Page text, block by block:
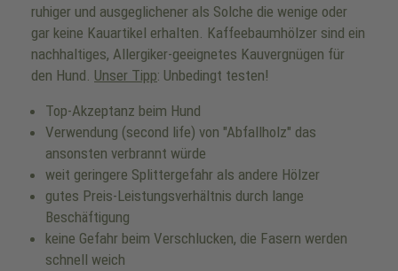
ruhiger und ausgeglichener als Solche die wenige oder
gar keine Kauartikel erhalten. Kaffeebaumhölzer sind ein
nachhaltiges, Allergiker-geeignetes Kauvergnügen für
den Hund. Unser Tipp: Unbedingt testen!
Top-Akzeptanz beim Hund
Verwendung (second life) von "Abfallholz" das
ansonsten verbrannt würde
weit geringere Splittergefahr als andere Hölzer
gutes Preis-Leistungsverhältnis durch lange
Beschäftigung
keine Gefahr beim Verschlucken, die Fasern werden
schnell weich